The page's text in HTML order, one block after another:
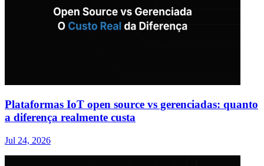
Plataformas IoT open source vs gerenciadas: quanto
a diferença realmente custa
Jul 24, 2026